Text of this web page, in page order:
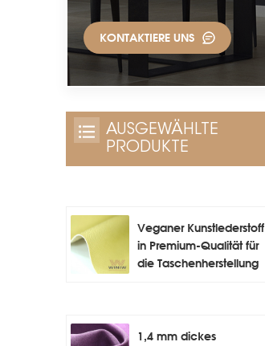
KONTAKTIERE UNS
AUSGEWÄHLTE
PRODUKTE
Veganer Kunstlederstoff
in Premium-Qualität für
die Taschenherstellung
1,4 mm dickes